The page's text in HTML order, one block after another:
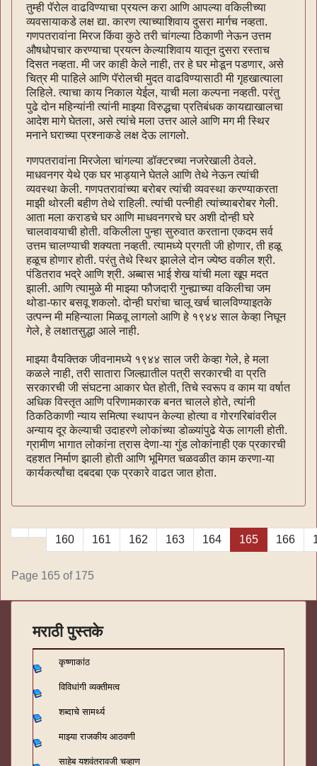
तुम्ही पॅरोल वाढविण्याचा प्रयत्न करा आणि आपल्या वकिलीच्या
व्यवसायाकडे लक्ष द्या. कारण त्याच्याशिवाय दुसरा मार्गच नव्हता.
गणपतरावांना मिरज किंवा कुठे तरी चांगल्या ठिकाणी नेऊन उत्तम
औषधोपचार करण्याचा प्रयत्न केल्याशिवाय यातून दुसरा रस्ताच
दिसत नव्हता. मी जर काही केले नाही, तर हे घर मोडून पडणार, असे
चित्र मी पाहिले आणि पॅरोलची मुदत वाढविण्यासाठी मी गृहखात्याला
लिहिले. त्याचा काय निकाल येईल, याची मला कल्पना नव्हती. परंतु
पुढे दोन महिन्यांनी त्यांनी माझ्या विरुद्धचा प्रतिबंधक कायद्याखालचा
आदेश मागे घेतला, असे त्यांचे मला उत्तर आले आणि मग मी स्थिर
मनाने घराच्या प्रश्नाकडे लक्ष देऊ लागलो.
गणपतरावांना मिरजेला चांगल्या डॉक्टरच्या नजरेखाली ठेवले.
माधवनगर येथे एक घर भाड्याने घेतले आणि तेथे नेऊन त्यांची
व्यवस्था केली. गणपतरावांच्या बरोबर त्यांची व्यवस्था करण्याकरता
माझी थोरली बहीण तेथे राहिली. त्यांची पत्नीही त्यांच्याबरोबर गेली.
आता मला कराडचे घर आणि माधवनगरचे घर अशी दोन्ही घरे
चालवावयाची होती. वकिलीला पुन्हा सुरुवात करताना एकदम सर्व
उत्तम चालण्याची शक्यता नव्हती. त्यामध्ये प्रगती जी होणार, ती हळू
हळूच होणार होती. परंतु तेथे स्थिर झालेले दोन ज्येष्ठ वकील श्री.
पंडितराव भद्रे आणि श्री. अब्बास भाई शेख यांची मला खूप मदत
झाली. आणि त्यामुळे मी माझ्या फौजदारी गुन्ह्याच्या वकिलीचा जम
थोडा-फार बसवू शकलो. दोन्ही घरांचा चालू खर्च चालविण्याइतके
उत्पन्न मी महिन्याला मिळवू लागलो आणि हे १९४४ साल केव्हा निघून
गेले, हे लक्षातसुद्धा आले नाही.
माझ्या वैयक्तिक जीवनामध्ये १९४४ साल जरी केव्हा गेले, हे मला
कळले नाही, तरी सातारा जिल्ह्यातील पत्री सरकारची वा प्रति
सरकारची जी संघटना आकार घेत होती, तिचे स्वरूप व काम या वर्षात
अधिक विस्तृत आणि परिणामकारक बनत चालले होते, त्यांनी
ठिकठिकाणी न्याय समित्या स्थापन केल्या होत्या व गोरगरिबांवरील
अन्याय दूर केल्याची उदाहरणे लोकांच्या डोळ्यांपुढे येऊ लागली होती.
ग्रामीण भागात लोकांना त्रास देणा-या गुंड लोकांनाही एक प्रकारची
दहशत निर्माण झाली होती आणि भूमिगत चळवळीत काम करणा-या
कार्यकर्त्यांचा दबदबा एक प्रकारे वाढत जात होता.
160 161 162 163 164 165 166
Page 165 of 175
मराठी पुस्तके
कृष्णाकांठ
विविधांगी व्यक्तीमत्व
शब्दाचे सामर्थ्य
माझ्या राजकीय आठवणी
साहेब यशवंतरावजी चव्हाण